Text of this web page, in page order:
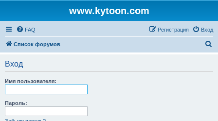
www.kytoon.com
FAQ Вход
Регистрация
Список форумов
Вход
Имя пользователя:
Пароль: